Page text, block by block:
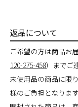
返品について
ご希望の方は商品お
120-275-458）までご
未使用品の商品に限
様のご負担となります